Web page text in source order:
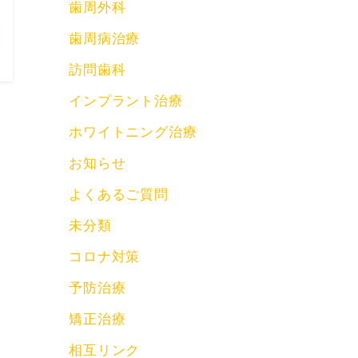
歯周外科
歯周病治療
訪問歯科
インプラント治療
ホワイトニング治療
お知らせ
よくあるご質問
未分類
コロナ対策
予防治療
矯正治療
相互リンク